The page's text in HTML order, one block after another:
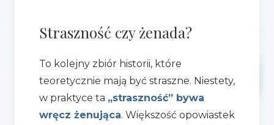
Straszność czy żenada?
To kolejny zbiór historii, które
teoretycznie mają być straszne. Niestety,
w praktyce ta „straszność” bywa
wręcz żenująca. Większość opowiastek